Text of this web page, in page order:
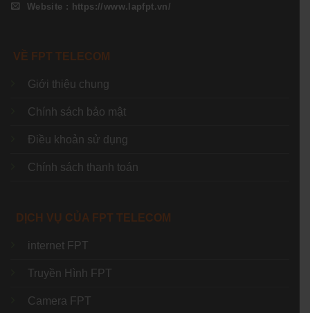
Website : https://www.lapfpt.vn/
VỀ FPT TELECOM
Giới thiệu chung
Chính sách bảo mật
Điều khoản sử dụng
Chính sách thanh toán
DỊCH VỤ CỦA FPT TELECOM
internet FPT
Truyền Hình FPT
Camera FPT